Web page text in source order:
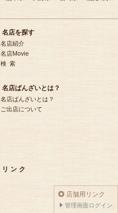
名店を探す
名店紹介
名店Movie
検 索
名店ばんざいとは？
名店ばんざいとは？
ご出店について
リ ン ク
店舗用リンク
管理画面ログイン